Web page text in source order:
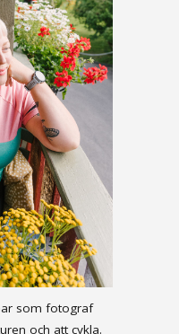
som fotograf
och att cykla.